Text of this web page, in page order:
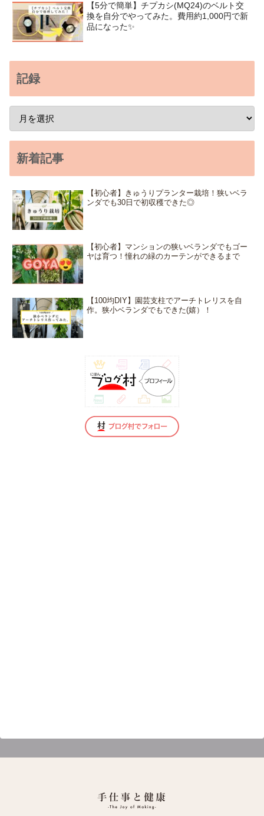
【5分で簡単】チプカシ(MQ24)のベルト交
換を自分でやってみた。費用約1,000円で新
品になった✨
記録
新着記事
【初心者】きゅうりプランター栽培！狭いベラ
ンダでも30日で初収穫できた◎
【初心者】マンションの狭いベランダでもゴー
ヤは育つ！憧れの緑のカーテンができるまで
【100均DIY】園芸支柱でアーチトレリスを自
作。狭小ベランダでもできた(嬉）！